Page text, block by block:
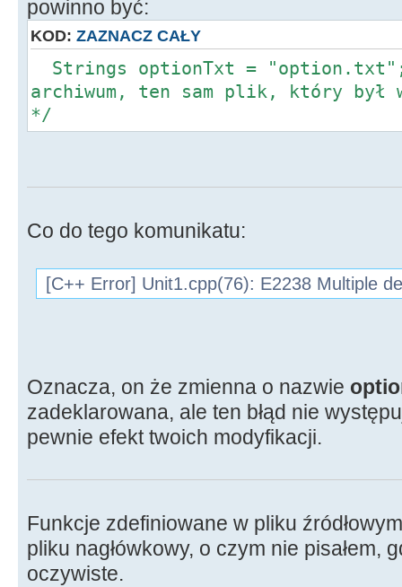
powinno być:
KOD: ZAZNACZ CAŁY
Strings optionTxt =
archiwum, ten sam plik, który był
*/
Co do tego komunikatu:
[C++ Error] Unit1.cpp(76): E2238 Multiple
Oznacza, on że zmienna o nazwie
zadeklarowana, ale ten błąd nie
pewnie efekt twoich modyfikacji.
Funkcje zdefiniowane w pliku
pliku nagłówkowy, o czym nie pisałem,
oczywiste.